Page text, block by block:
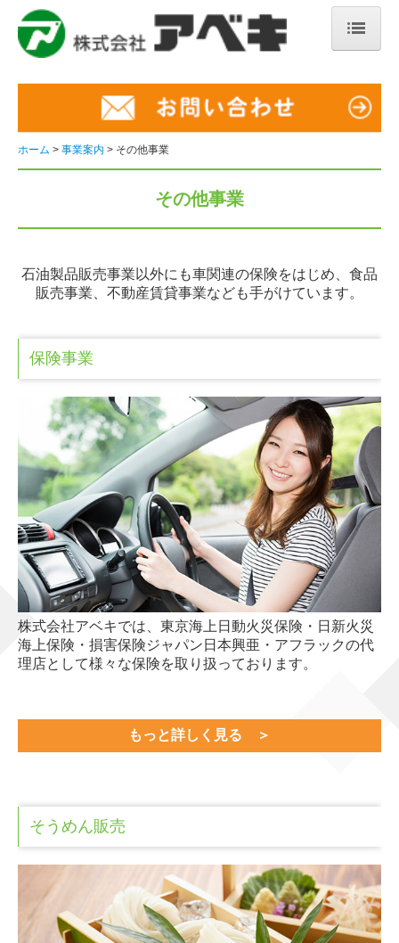
店舗・営業所紹介
採用情報
募集要項（ガソリンスタンド）
募集要項（営業）
先輩の声
キャリアパス
会社案内
会社の風景
数字で見る会社
事業案内
石油販売事業
モビリティ事業
LPガス事業
その他事業
お問い合わせ
会社説明会のご案内
ホーム 事業案内 その他事業
その他事業
石油製品販売事業以外にも車関連の保険をはじめ、食品
販売事業、不動産賃貸事業なども手がけています。
保険事業
株式会社アベキでは、東京海上日動火災保険・日新火災
海上保険・損害保険ジャパン日本興亜・アフラックの代
理店として様々な保険を取り扱っております。
もっと詳しく見る ＞
そうめん販売